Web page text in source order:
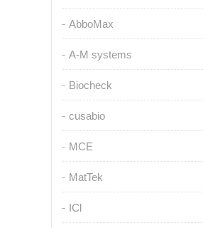
AbboMax
A-M systems
Biocheck
cusabio
MCE
MatTek
ICl